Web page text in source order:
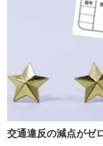
交通違反の減点がゼ